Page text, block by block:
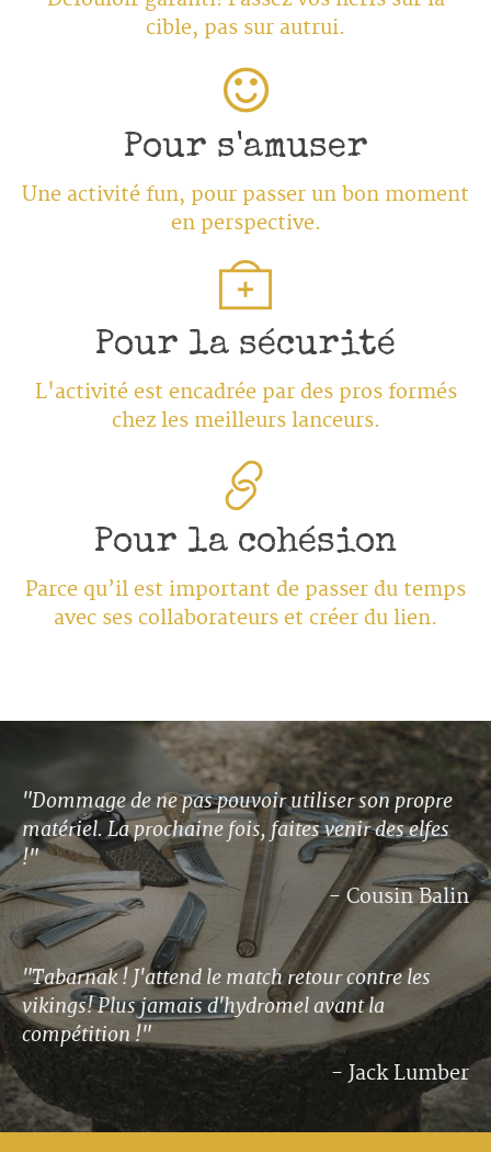
cible, pas sur autrui.
Pour s'amuser
Une activité fun, pour passer un bon moment
en perspective.
Pour la sécurité
L'activité est encadrée par des pros formés
chez les meilleurs lanceurs.
Pour la cohésion
Parce qu’il est important de passer du temps
avec ses collaborateurs et créer du lien.
"Dommage de ne pas pouvoir utiliser son propre
matériel. La prochaine fois, faites venir des elfes
!"
- Cousin Balin
"Tabarnak ! J'attend le match retour contre les
vikings! Plus jamais d'hydromel avant la
compétition !"
- Jack Lumber